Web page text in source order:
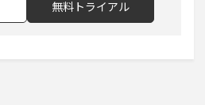
無料トライアル